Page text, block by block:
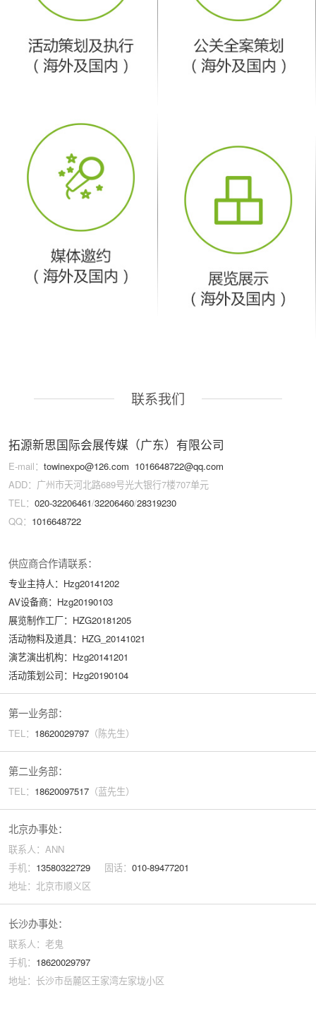
联系我们
拓源新思国际会展传媒（广东）有限公司
E-mail： towinexpo@126.com 1016648722@qq.com
ADD：广州市天河北路689号光大银行7楼707单元
TEL： 020-32206461/32206460/28319230
QQ： 1016648722
供应商合作请联系：
专业主持人：Hzg20141202
AV设备商：Hzg20190103
展览制作工厂：HZG20181205
活动物料及道具：HZG_20141021
演艺演出机构：Hzg20141201
活动策划公司：Hzg20190104
第一业务部：
TEL： 18620029797（陈先生）
第二业务部：
TEL： 18620097517（蓝先生）
北京办事处：
联系人：ANN
手机： 13580322729固话： 010-89477201
地址：北京市顺义区
长沙办事处：
联系人：老鬼
手机： 18620029797
地址：长沙市岳麓区王家湾左家垅小区